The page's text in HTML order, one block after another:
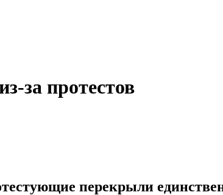
за протестов
перекрыли